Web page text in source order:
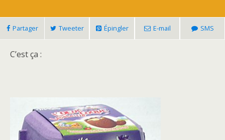
Partager Tweeter Épingler E-mail SMS
C’est ça :